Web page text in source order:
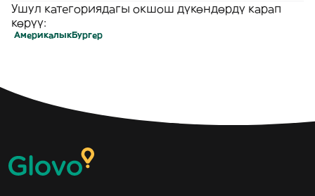
Ушул категориядагы окшош дүкөндөрдү карап
көрүү:
АмерикалыкБургер